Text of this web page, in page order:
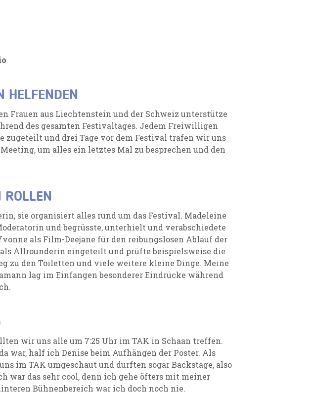
HELFENDEN
Frauen aus Liechtenstein und der Schweiz unterstütze
des gesamten Festivaltages. Jedem Freiwilligen
zugeteilt und drei Tage vor dem Festival trafen wir uns
um alles ein letztes Mal zu besprechen und den
ROLLEN
sie organisiert alles rund um das Festival. Madeleine
und begrüsste, unterhielt und verabschiedete
als Film-Deejane für den reibungslosen Ablauf der
Allrounderin eingeteilt und prüfte beispielsweise die
zu den Toiletten und viele weitere kleine Dinge. Meine
lag im Einfangen besonderer Eindrücke während
wir uns alle um 7:25 Uhr im TAK in Schaan treffen.
war, half ich Denise beim Aufhängen der Poster. Als
im TAK umgeschaut und durften sogar Backstage, also
war das sehr cool, denn ich gehe öfters mit meiner
Bühnenbereich war ich doch noch nie.